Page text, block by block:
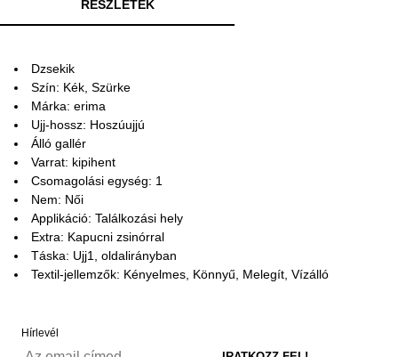
RÉSZLETEK
Dzsekik
Szín: Kék, Szürke
Márka: erima
Ujj-hossz: Hoszúujjú
Álló gallér
Varrat: kipihent
Csomagolási egység: 1
Nem: Női
Applikáció: Találkozási hely
Extra: Kapucni zsinórral
Táska: Ujj1, oldalirányban
Textil-jellemzők: Kényelmes, Könnyű, Melegít, Vízálló
Hírlevél